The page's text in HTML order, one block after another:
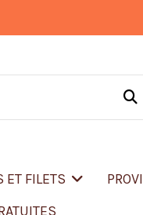
ET FILETS